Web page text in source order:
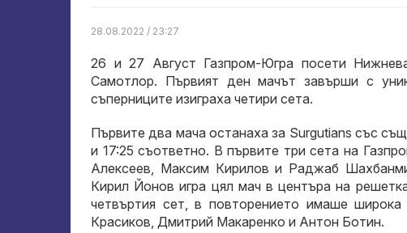
28.08.2022 / 23:27
26 и 27 Август Газпром-Югра посети
Самотлор. Първият ден мачът завърши с
съперниците изиграха четири сета.
Първите два мача останаха за Surgutians със
и 17:25 съответно. В първите три сета на
Алексеев, Максим Кирилов и Раджаб
Кирил Йонов игра цял мач в центъра на
четвъртия сет, в повторението имаше
Красиков, Дмитрий Макаренко и Антон Ботин.